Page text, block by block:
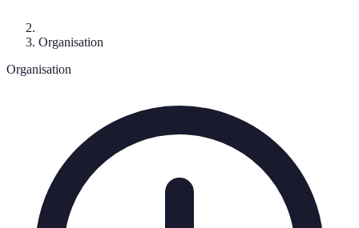
Organisation
Organisation